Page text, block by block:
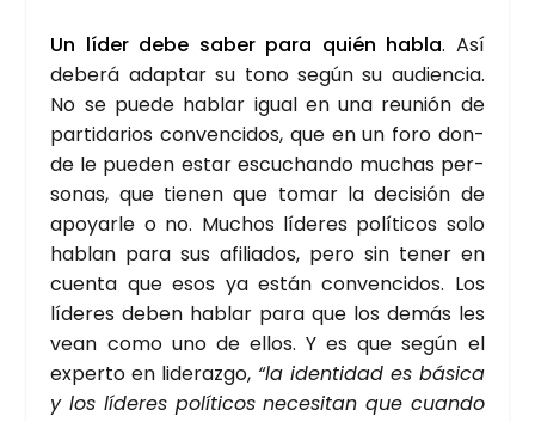
Un líder debe saber para quién habla. Así
debe­rá adap­tar su tono según su audien­cia.
No se pue­de hablar igual en una reu­nión de
par­ti­da­rios con­ven­ci­dos, que en un foro don­
de le pue­den estar escu­chan­do muchas per­
so­nas, que tie­nen que tomar la deci­sión de
apo­yar­le o no. Muchos líde­res polí­ti­cos solo
hablan para sus afi­lia­dos, pero sin tener en
cuen­ta que esos ya están con­ven­ci­dos. Los
líde­res deben hablar para que los demás les
vean como uno de ellos. Y es que según el
exper­to en lide­raz­go, “la iden­ti­dad es bási­ca
y los líde­res polí­ti­cos nece­si­tan que cuan­do